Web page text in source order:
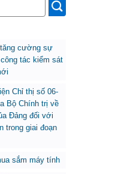
cường sự
tác kiểm sát
Chỉ thị số 06-
Bộ Chính trị về
Đảng đối với
trong giai đoạn
sắm máy tính